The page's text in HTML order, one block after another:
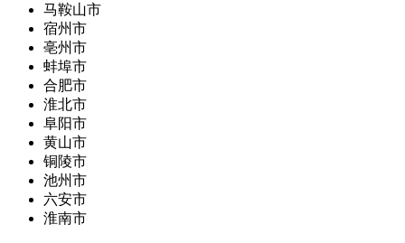
马鞍山市
宿州市
亳州市
蚌埠市
合肥市
淮北市
阜阳市
黄山市
铜陵市
池州市
六安市
淮南市